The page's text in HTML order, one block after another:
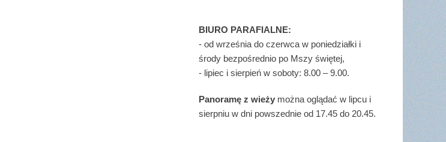
BIURO PARAFIALNE:
- od września do czerwca w poniedziałki i
środy bezpośrednio po Mszy świętej,
- lipiec i sierpień w soboty: 8.00 – 9.00.
Panoramę z wieży można oglądać w lipcu i
sierpniu w dni powszednie od 17.45 do 20.45.